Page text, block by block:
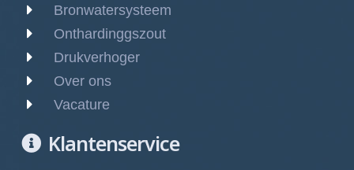
Bronwatersysteem
Onthardinggszout
Drukverhoger
Over ons
Vacature
Klantenservice